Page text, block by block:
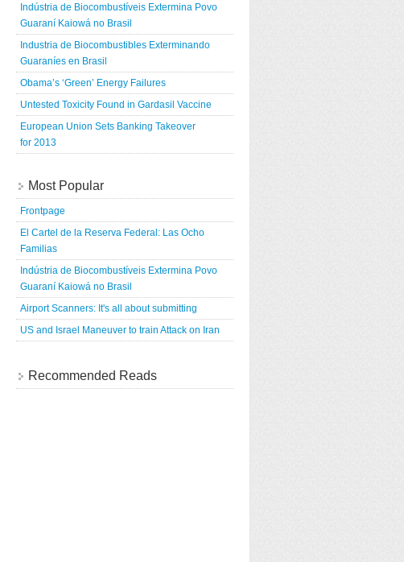
Indústria de Biocombustíveis Extermina Povo
Guaraní Kaiowá no Brasil
Industria de Biocombustibles Exterminando
Guaraníes en Brasil
Obama’s ‘Green’ Energy Failures
Untested Toxicity Found in Gardasil Vaccine
European Union Sets Banking Takeover
for 2013
Most Popular
Frontpage
El Cartel de la Reserva Federal: Las Ocho
Familias
Indústria de Biocombustíveis Extermina Povo
Guaraní Kaiowá no Brasil
Airport Scanners: It's all about submitting
US and Israel Maneuver to train Attack on Iran
Recommended Reads